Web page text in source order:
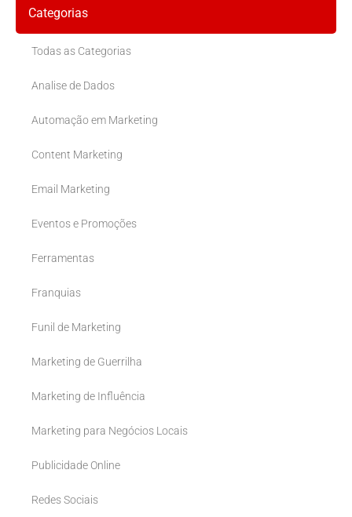
Categorias
Todas as Categorias
Analise de Dados
Automação em Marketing
Content Marketing
Email Marketing
Eventos e Promoções
Ferramentas
Franquias
Funil de Marketing
Marketing de Guerrilha
Marketing de Influência
Marketing para Negócios Locais
Publicidade Online
Redes Sociais